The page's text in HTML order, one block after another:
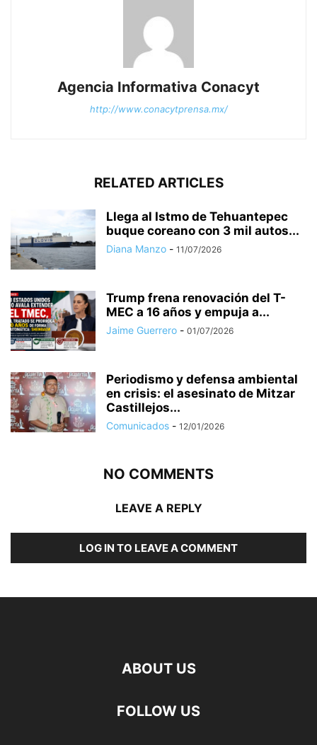
Agencia Informativa Conacyt
http://www.conacytprensa.mx/
RELATED ARTICLES
Llega al Istmo de Tehuantepec
buque coreano con 3 mil autos...
Diana Manzo - 11/07/2026
Trump frena renovación del T-
MEC a 16 años y empuja a...
Jaime Guerrero - 01/07/2026
Periodismo y defensa ambiental
en crisis: el asesinato de Mitzar
Castillejos...
Comunicados - 12/01/2026
NO COMMENTS
LEAVE A REPLY
LOG IN TO LEAVE A COMMENT
ABOUT US
FOLLOW US